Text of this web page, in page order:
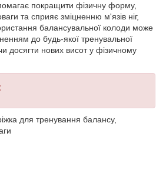
покращити фізичну форму,
та сприяє зміцненню м'язів ніг,
балансувальної колоди може
до будь-якої тренувальної
досягти нових висот у фізичному
для тренування балансу,